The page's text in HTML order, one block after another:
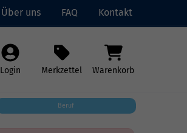
Über uns FAQ Kontakt
Login Merkzettel Warenkorb
Beruf